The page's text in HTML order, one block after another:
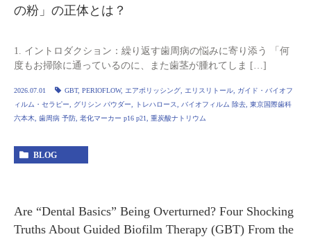
の粉」の正体とは？
1. イントロダクション：繰り返す歯周病の悩みに寄り添う 「何
度もお掃除に通っているのに、また歯茎が腫れてしま […]
2026.07.01 GBT, PERIOFLOW, エアポリッシング エリスリトール
ガイド・バイオフ
ィルム・セラピー
グリシン パウダー トレハロース バイオフィルム 除去 東京国際歯科
六本木 歯周病 予防 老化マーカー p16 p21 重炭酸ナトリウム
BLOG
Are “Dental Basics” Being Overturned? Four Shocking
Truths About Guided Biofilm Therapy (GBT) From the